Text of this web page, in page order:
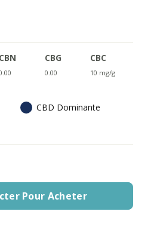
CBN CBG
0.00
CBC
10 mg/g
CBD Dominante
Pour Acheter